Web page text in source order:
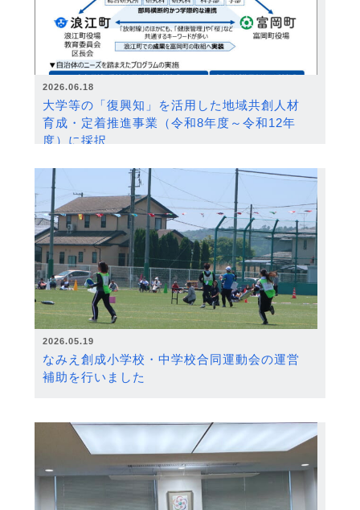
2026.06.18
大学等の「復興知」を活用した地域共創人材
育成・定着推進事業（令和8年度～令和12年
度）に採択
2026.05.19
なみえ創成小学校・中学校合同運動会の運営
補助を行いました